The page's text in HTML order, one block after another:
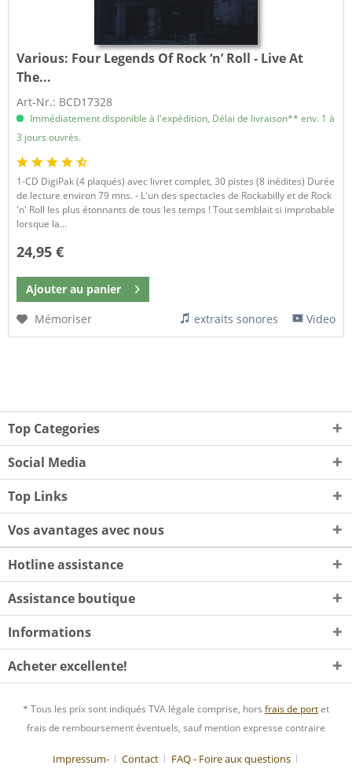
Various: Four Legends Of Rock ‘n’ Roll - Live At
The...
Art-Nr.: BCD17328
Immédiatement disponible à l'expédition, Délai de livraison** env. 1 à
3 jours ouvrés.
1-CD DigiPak (4 plaqués) avec livret complet, 30 pistes (8 inédites) Durée
de lecture environ 79 mns. - L'un des spectacles de Rockabilly et de Rock
'n' Roll les plus étonnants de tous les temps ! Tout semblait si improbable
lorsque la...
24,95 €
Ajouter au panier
Mémoriser
extraits sonores Video
Top Categories
Social Media
Top Links
Vos avantages avec nous
Hotline assistance
Assistance boutique
Informations
Acheter excellente!
* Tous les prix sont indiqués TVA légale comprise, hors frais de portet
frais de remboursement éventuels, sauf mention expresse contraire
Impressum- Contact FAQ - Foire aux questions